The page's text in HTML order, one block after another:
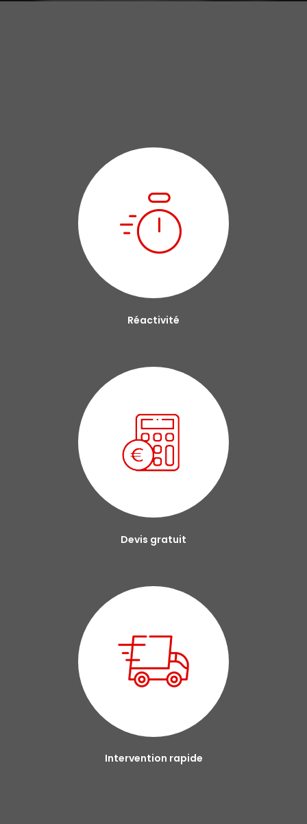
Réactivité
Devis gratuit
Intervention rapide